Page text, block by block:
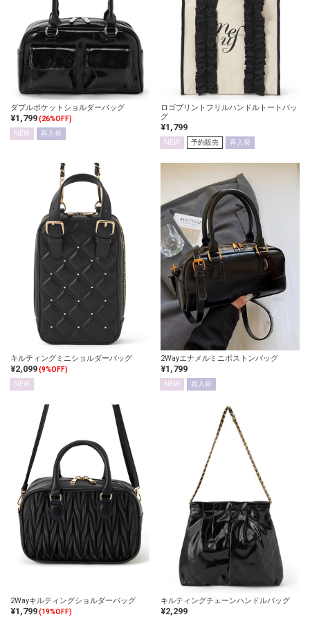
ダブルポケットショルダーバッグ
¥1,799(26%OFF)
NEW
再入荷
ロゴプリントフリルハンドルトートバッ
グ
¥1,799
NEW 予約販売 再入荷
キルティングミニショルダーバッグ
¥2,099(9%OFF)
NEW
2Wayエナメルミニボストンバッグ
¥1,799
NEW 再入荷
2Wayキルティングショルダーバッグ
¥1,799(19%OFF)
キルティングチェーンハンドルバッグ
¥2,299